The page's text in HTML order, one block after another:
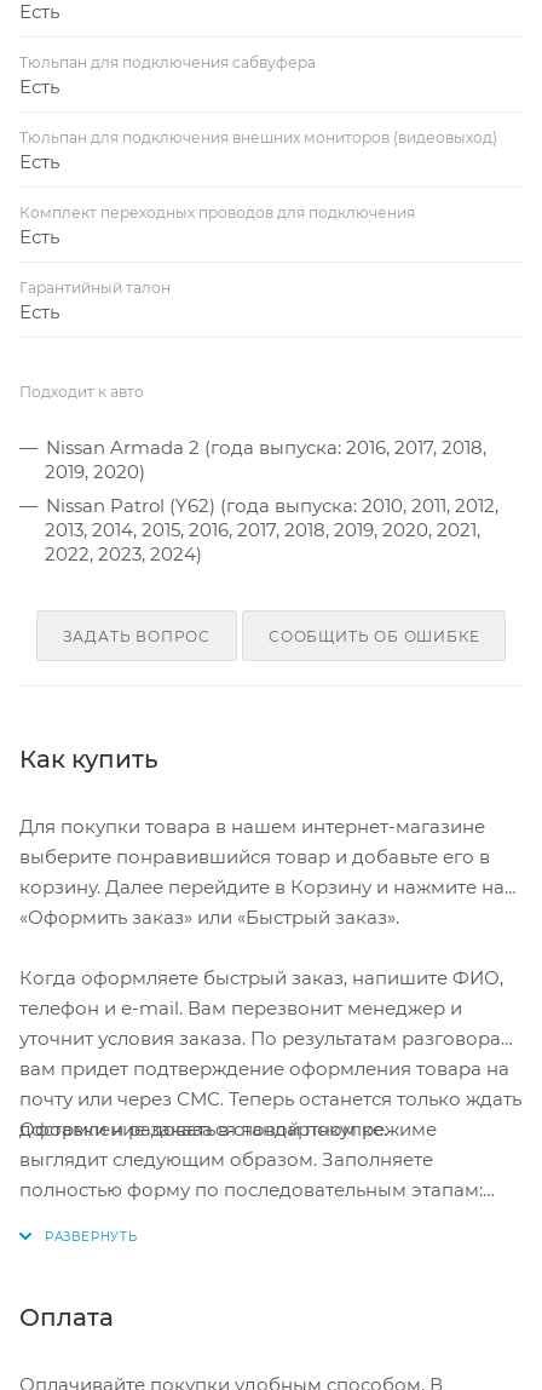
Есть
Тюльпан для подключения сабвуфера
Есть
Тюльпан для подключения внешних мониторов (видеовыход)
Есть
Комплект переходных проводов для подключения
Есть
Гарантийный талон
Есть
Подходит к авто
Nissan Armada 2 (года выпуска: 2016, 2017, 2018,
2019, 2020)
Nissan Patrol (Y62) (года выпуска: 2010, 2011, 2012,
2013, 2014, 2015, 2016, 2017, 2018, 2019, 2020, 2021,
2022, 2023, 2024)
ЗАДАТЬ ВОПРОС СООБЩИТЬ ОБ ОШИБКЕ
Как купить
Для покупки товара в нашем интернет-магазине
выберите понравившийся товар и добавьте его в
корзину. Далее перейдите в Корзину и нажмите на
«Оформить заказ» или «Быстрый заказ».
Когда оформляете быстрый заказ, напишите ФИО,
телефон и e-mail. Вам перезвонит менеджер и
уточнит условия заказа. По результатам разговора
вам придет подтверждение оформления товара на
почту или через СМС. Теперь останется только ждать
доставки и радоваться новой покупке.
Оформление заказа в стандартном режиме
выглядит следующим образом. Заполняете
полностью форму по последовательным этапам:
Нажмите кнопку «Оформить заказ».
Оплата
Оплачивайте покупки удобным способом. В